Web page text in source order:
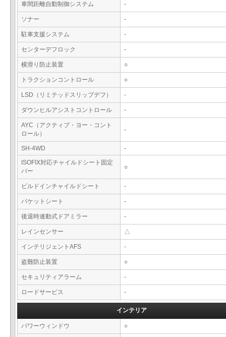
車間距離自動制御システム -
ソナー -
駐車支援システム -
センターデフロック -
横滑り防止装置 ○
トラクションコントロール ○
LSD（リミテッドスリップデフ） -
ダウンヒルアシストコントロール -
AYC（アクティブ・ヨー・コント
ロール）
-
SH-4WD
-
ISOFIX対応チャイルドシート固定
バー
○
ビルドインチャイルドシート -
バケットシート -
後退時連動式ドアミラー -
レインセンサー △
インテリジェントAFS -
盗難防止装置 ○
セキュリティアラーム -
ロードサービス -
インテリア
パワーウィンドウ ○